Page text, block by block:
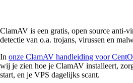
ClamAV is een gratis, open source anti-
detectie van o.a. trojans, virussen en
In onze ClamAV handleiding voor
wij je zien hoe je ClamAV installeert,
start, en je VPS dagelijks scant.